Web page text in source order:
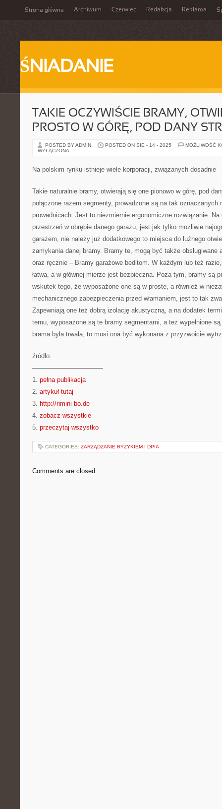
Strona główna Archiwum Czerwiec Redakcja Reklama
ŚNIADANIE
TAKIE OCZYWIŚCIE BRAMY,
PROSTO W GÓRĘ, POD DANY
POSTED BY ADMIN POSTED ON SIE - 14 - 2025
MOŻLIWOŚĆ
WYŁĄCZONA
Na polskim rynku istnieje wiele korporacji, związanych dosadnie
Takie naturalnie bramy, otwierają się one pionowo w górę, pod
połączone razem segmenty, prowadzone są na tak oznaczanych
prowadnicach. Jest to niezmiernie ergonomiczne rozwiązanie.
przestrzeń w obrębie danego garażu, jest jak tylko możliwie
garażem, nie należy już dodatkowego to miejsca do luźnego
zamykania danej bramy. Bramy te, mogą być także obsługiwane
oraz ręcznie – Bramy garażowe beditom. W każdym lub też
łatwa, a w głównej mierze jest bezpieczna. Poza tym, bramy są
wskutek tego, że wyposażone one są w proste, a również w
mechanicznego zabezpieczenia przed włamaniem, jest to tak
Zapewniają one też dobrą izolację akustyczną, a na dodatek
temu, wyposażone są te bramy segmentami, a też wypełnione
brama była trwała, to musi ona być wykonana z przyzwoicie
źródło:
———————————
1. pełna publikacja
2. artykuł tutaj
3. http://rimini-bo.de
4. zobacz wszystkie
5. przeczytaj wszystko
CATEGORIES: ZARZĄDZANIE RYZYKIEM I DPIA
Comments are closed.